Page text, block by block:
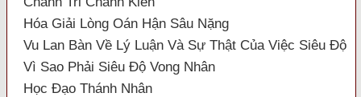
Hóa Giải Lòng Oán Hận Sâu Nặng
Vu Lan Bàn Về Lý Luận Và Sự Thật Của Việc Siêu Độ
Vì Sao Phải Siêu Độ Vong Nhân
Học Đạo Thánh Nhân